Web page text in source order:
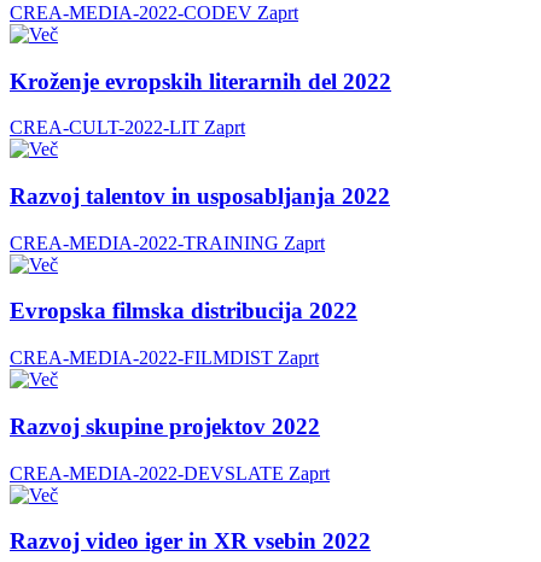
CREA-MEDIA-2022-CODEV Zaprt
Kroženje evropskih literarnih del 2022
CREA-CULT-2022-LIT Zaprt
Razvoj talentov in usposabljanja 2022
CREA-MEDIA-2022-TRAINING Zaprt
Evropska filmska distribucija 2022
CREA-MEDIA-2022-FILMDIST Zaprt
Razvoj skupine projektov 2022
CREA-MEDIA-2022-DEVSLATE Zaprt
Razvoj video iger in XR vsebin 2022